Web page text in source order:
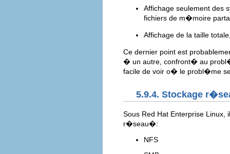
Affichage seulement
fichiers de m�moire
Affichage de la taille
Ce dernier point est
� un autre, confront� au
facile de voir o� le probl�me
5.9.4. Stockage
Sous Red Hat Enterprise
r�seau�:
NFS